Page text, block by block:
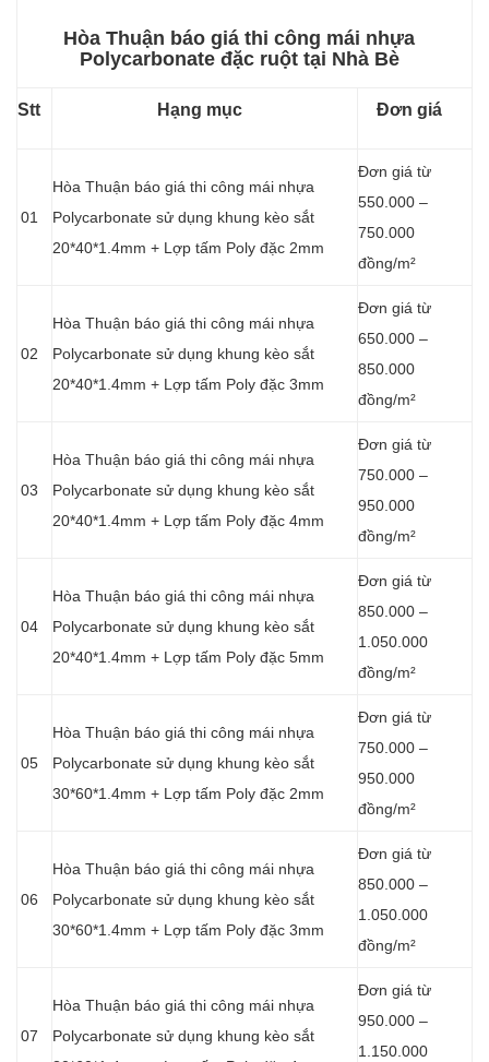
Hòa Thuận báo giá thi công mái nhựa
Polycarbonate đặc ruột tại Nhà Bè
Stt Hạng mục Đơn giá
01
Hòa Thuận báo giá thi công mái nhựa
Polycarbonate sử dụng khung kèo sắt
20*40*1.4mm + Lợp tấm Poly đặc 2mm
Đơn giá từ
550.000 –
750.000
đồng/m²
02
Hòa Thuận báo giá thi công mái nhựa
Polycarbonate sử dụng khung kèo sắt
20*40*1.4mm + Lợp tấm Poly đặc 3mm
Đơn giá từ
650.000 –
850.000
đồng/m²
03
Hòa Thuận báo giá thi công mái nhựa
Polycarbonate sử dụng khung kèo sắt
20*40*1.4mm + Lợp tấm Poly đặc 4mm
Đơn giá từ
750.000 –
950.000
đồng/m²
04
Hòa Thuận báo giá thi công mái nhựa
Polycarbonate sử dụng khung kèo sắt
20*40*1.4mm + Lợp tấm Poly đặc 5mm
Đơn giá từ
850.000 –
1.050.000
đồng/m²
05
Hòa Thuận báo giá thi công mái nhựa
Polycarbonate sử dụng khung kèo sắt
30*60*1.4mm + Lợp tấm Poly đặc 2mm
Đơn giá từ
750.000 –
950.000
đồng/m²
06
Hòa Thuận báo giá thi công mái nhựa
Polycarbonate sử dụng khung kèo sắt
30*60*1.4mm + Lợp tấm Poly đặc 3mm
Đơn giá từ
850.000 –
1.050.000
đồng/m²
07
Hòa Thuận báo giá thi công mái nhựa
Polycarbonate sử dụng khung kèo sắt
Đơn giá từ
950.000 –
1.150.000